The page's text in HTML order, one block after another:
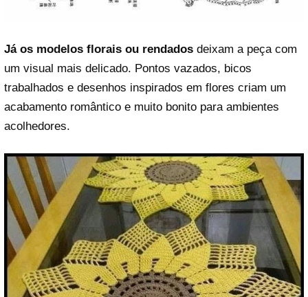
Já os modelos florais ou rendados deixam a peça com
um visual mais delicado. Pontos vazados, bicos
trabalhados e desenhos inspirados em flores criam um
acabamento romântico e muito bonito para ambientes
acolhedores.